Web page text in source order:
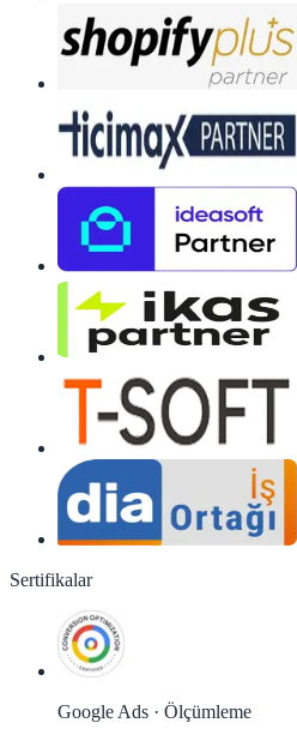
Sertifikalar
Google Ads · Ölçümleme